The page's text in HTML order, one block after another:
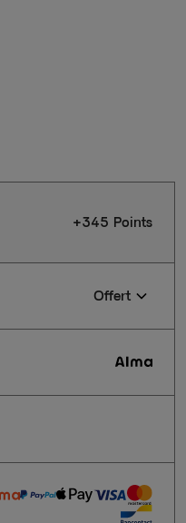
+345 Points
Offert